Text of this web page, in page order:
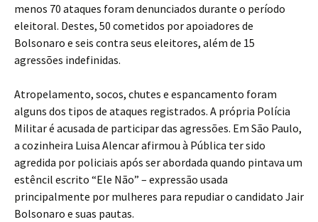
menos 70 ataques foram denunciados durante o período
eleitoral. Destes, 50 cometidos por apoiadores de
Bolsonaro e seis contra seus eleitores, além de 15
agressões indefinidas.
Atropelamento, socos, chutes e espancamento foram
alguns dos tipos de ataques registrados. A própria Polícia
Militar é acusada de participar das agressões. Em São Paulo,
a cozinheira Luisa Alencar afirmou à Pública ter sido
agredida por policiais após ser abordada quando pintava um
estêncil escrito “Ele Não” – expressão usada
principalmente por mulheres para repudiar o candidato Jair
Bolsonaro e suas pautas.